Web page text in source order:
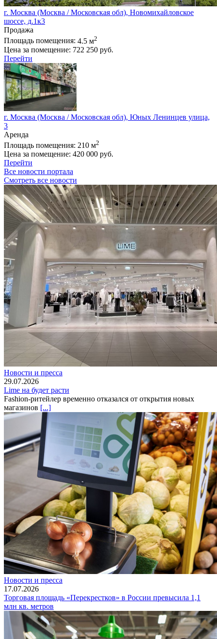
г. Москва (Москва / Московская обл), Новомихайловское
шоссе, д.1к3
Продажа
Площадь помещения: 4.5 м2
Цена за помещение: 722 250 руб.
Перейти
г. Москва (Москва / Московская обл), Юных Ленинцев улица,
3
Аренда
Площадь помещения: 210 м2
Цена за помещение: 420 000 руб.
Перейти
Все новости портала
Смотреть все новости
Новости и пресса
29.07.2026
Lime на будет расти
Fashion-ритейлер временно отказался от открытия новых
магазинов [...]
Новости и пресса
17.07.2026
Торговая площадь «Перекрестков» в России превысила 1,1
млн кв. метров